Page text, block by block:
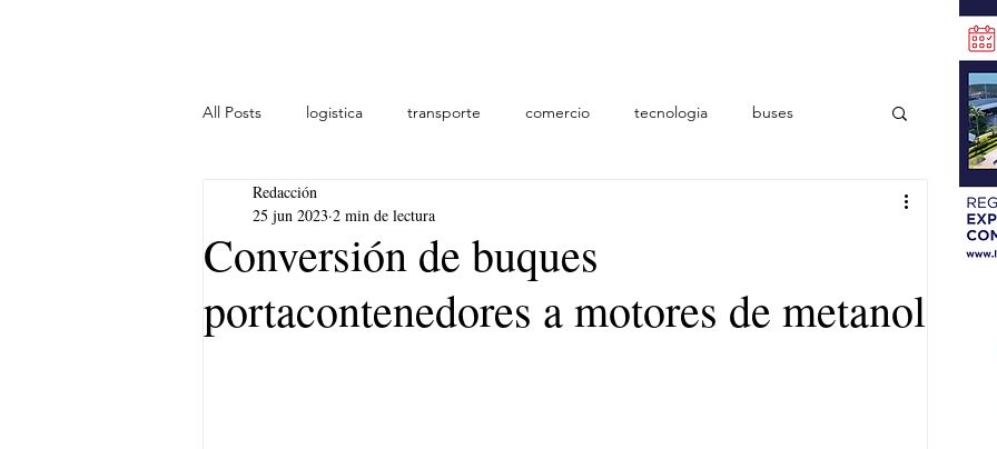
All Posts logistica transporte comercio tecnologia buses
lideres
Conversión de buques
portacontenedores a motores de metanol
Redacción
25 jun 2023 2 min de lectura